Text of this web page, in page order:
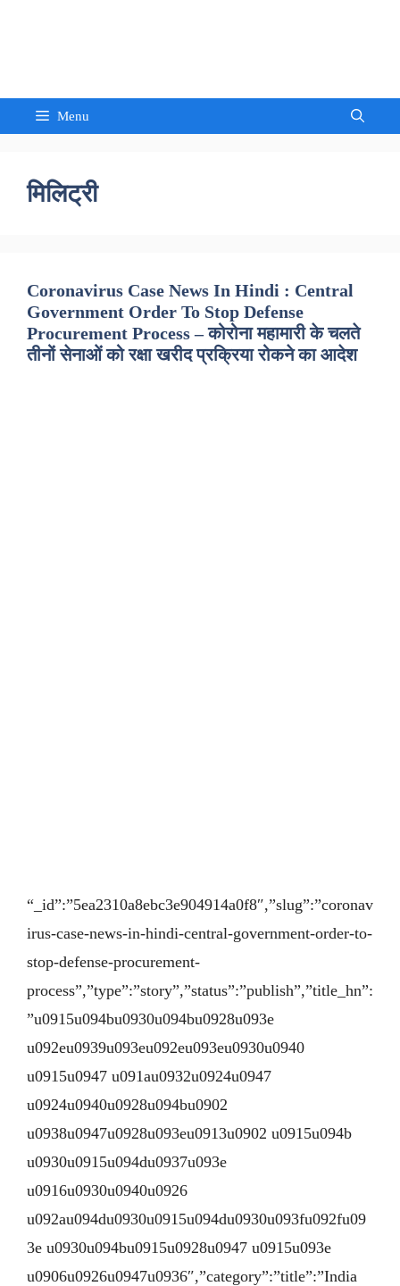
Menu
मिलिट्री
Coronavirus Case News In Hindi : Central
Government Order To Stop Defense
Procurement Process – कोरोना महामारी के चलते
तीनों सेनाओं को रक्षा खरीद प्रक्रिया रोकने का आदेश
“_id”:”5ea2310a8ebc3e904914a0f8″,”slug”:”coronav
irus-case-news-in-hindi-central-government-order-to-
stop-defense-procurement-
process”,”type”:”story”,”status”:”publish”,”title_hn”:
”u0915u094bu0930u094bu0928u093e
u092eu0939u093eu092eu093eu0930u0940
u0915u0947 u091au0932u0924u0947
u0924u0940u0928u094bu0902
u0938u0947u0928u093eu0913u0902 u0915u094b
u0930u0915u094du0937u093e
u0916u0930u0940u0926
u092au094du0930u0915u094du0930u093fu092fu09
3e u0930u094bu0915u0928u0947 u0915u093e
u0906u0926u0947u0936″,”category”:”title”:”India